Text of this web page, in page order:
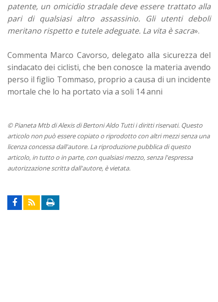
patente, un omicidio stradale deve essere trattato alla
pari di qualsiasi altro assassinio. Gli utenti deboli
meritano rispetto e tutele adeguate. La vita è sacra».
Commenta Marco Cavorso, delegato alla sicurezza del
sindacato dei ciclisti, che ben conosce la materia avendo
perso il figlio Tommaso, proprio a causa di un incidente
mortale che lo ha portato via a soli 14 anni
© Pianeta Mtb di Alexis di Bertoni Aldo Tutti i diritti riservati. Questo
articolo non può essere copiato o riprodotto con altri mezzi senza una
licenza concessa dall'autore. La riproduzione pubblica di questo
articolo, in tutto o in parte, con qualsiasi mezzo, senza l'espressa
autorizzazione scritta dall'autore, è vietata.